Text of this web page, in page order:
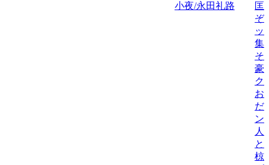
小夜/永田礼路
匡
ぞ
ッ
集
そ
豪
ク
お
だ
ン
人
と
椋